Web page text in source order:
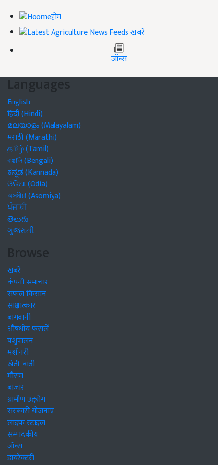
होम
ख़बरें
जॉब्स
Languages
English
हिंदी (Hindi)
മലയാളം (Malayalam)
मराठी (Marathi)
தமிழ் (Tamil)
বাঙালি (Bengali)
ಕನ್ನಡ (Kannada)
ଓଡିଆ (Odia)
অসমীয়া (Asomiya)
ਪੰਜਾਬੀ
తెలుగు
ગુજરાતી
Browse
खबरें
कंपनी समाचार
सफल किसान
साक्षात्कार
बागवानी
औषधीय फसलें
पशुपालन
मशीनरी
खेती-बाड़ी
मौसम
बाजार
ग्रामीण उद्द्योग
सरकारी योजनाएं
लाइफ स्टाइल
सम्पादकीय
जॉब्स
डायरेक्टरी